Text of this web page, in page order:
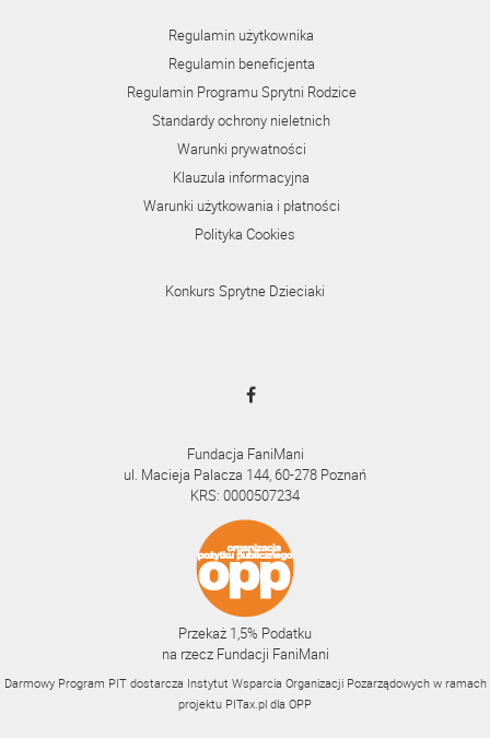
Regulamin użytkownika
Regulamin beneficjenta
Regulamin Programu Sprytni Rodzice
Standardy ochrony nieletnich
Warunki prywatności
Klauzula informacyjna
Warunki użytkowania i płatności
Polityka Cookies
Konkurs Sprytne Dzieciaki
Fundacja FaniMani
ul. Macieja Palacza 144, 60-278 Poznań
KRS: 0000507234
Przekaż 1,5% Podatku
na rzecz Fundacji FaniMani
Darmowy Program PIT dostarcza Instytut Wsparcia Organizacji Pozarządowych w ramach
projektu PITax.pl dla OPP